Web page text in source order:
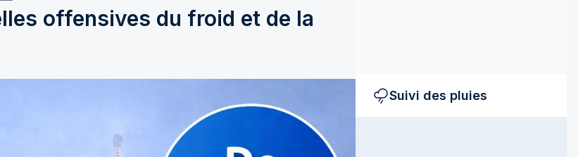
offensives du froid et de la
Suivi des pluies